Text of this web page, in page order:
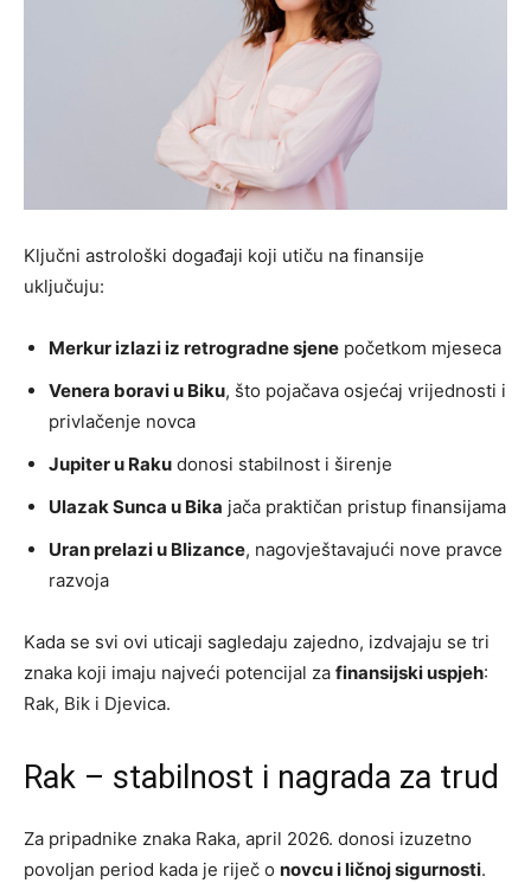
Ključni astrološki događaji koji utiču na finansije
uključuju:
Merkur izlazi iz retrogradne sjene početkom mjeseca
Venera boravi u Biku, što pojačava osjećaj vrijednosti i
privlačenje novca
Jupiter u Raku donosi stabilnost i širenje
Ulazak Sunca u Bika jača praktičan pristup finansijama
Uran prelazi u Blizance, nagovještavajući nove pravce
razvoja
Kada se svi ovi uticaji sagledaju zajedno, izdvajaju se tri
znaka koji imaju najveći potencijal za finansijski uspjeh:
Rak, Bik i Djevica.
Rak – stabilnost i nagrada za trud
Za pripadnike znaka Raka, april 2026. donosi izuzetno
povoljan period kada je riječ o novcu i ličnoj sigurnosti.